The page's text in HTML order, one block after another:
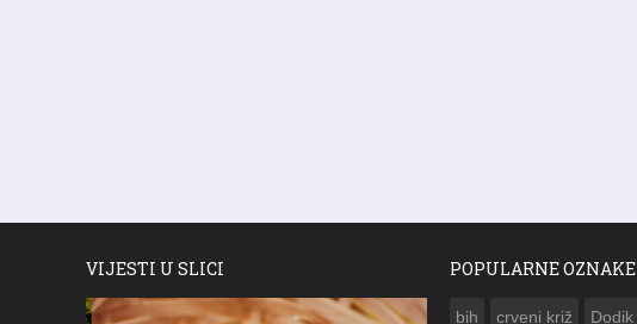
VIJESTI U SLICI POPULARNE OZNAKE
bih crveni križ Dodik